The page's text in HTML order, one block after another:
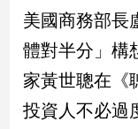
政
治
政
治
焦
美國商務部長
體對半分」構
家黃世聰在《
投資人不必過